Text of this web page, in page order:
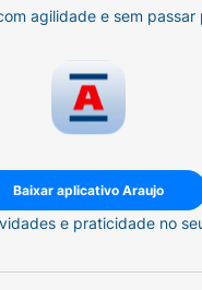
agilidade e sem passar
Baixar aplicativo Araujo
e praticidade no